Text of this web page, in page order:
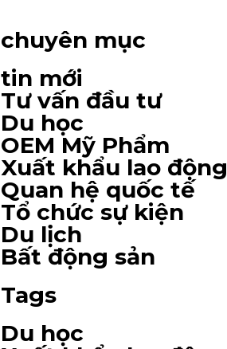
chuyên mục
tin mới
Tư vấn đầu tư
Du học
OEM Mỹ Phẩm
Xuất khẩu lao động
Quan hệ quốc tế
Tổ chức sự kiện
Du lịch
Bất động sản
Tags
Du học